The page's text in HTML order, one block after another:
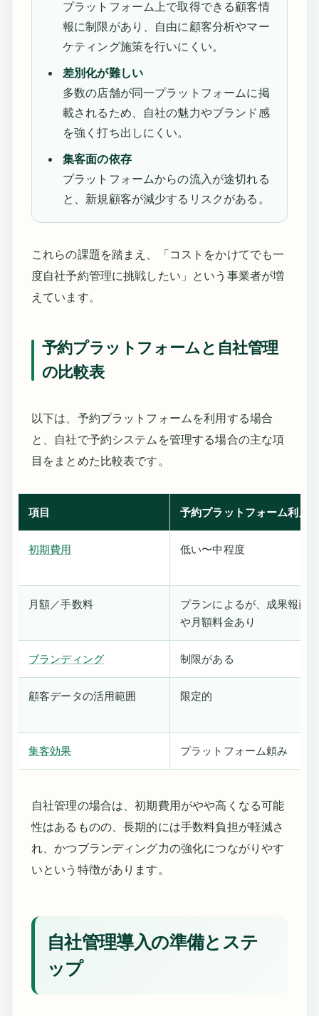
プラットフォーム上で取得できる顧客情
報に制限があり、自由に顧客分析やマー
ケティング施策を行いにくい。
差別化が難しい
多数の店舗が同一プラットフォームに掲
載されるため、自社の魅力やブランド感
を強く打ち出しにくい。
集客面の依存
プラットフォームからの流入が途切れる
と、新規顧客が減少するリスクがある。
これらの課題を踏まえ、「コストをかけてでも一
度自社予約管理に挑戦したい」という事業者が増
えています。
予約プラットフォームと自社管理
の比較表
以下は、予約プラットフォームを利用する場合
と、自社で予約システムを管理する場合の主な項
目をまとめた比較表です。
項目 予約プラットフォーム利用
初期費用 低い〜中程度
月額／手数料
プランによるが、成果報酬
や月額料金あり
ブランディング 制限がある
顧客データの活用範囲 限定的
集客効果 プラットフォーム頼み
自社管理の場合は、初期費用がやや高くなる可能
性はあるものの、長期的には手数料負担が軽減さ
れ、かつブランディング力の強化につながりやす
いという特徴があります。
自社管理導入の準備とステ
ップ